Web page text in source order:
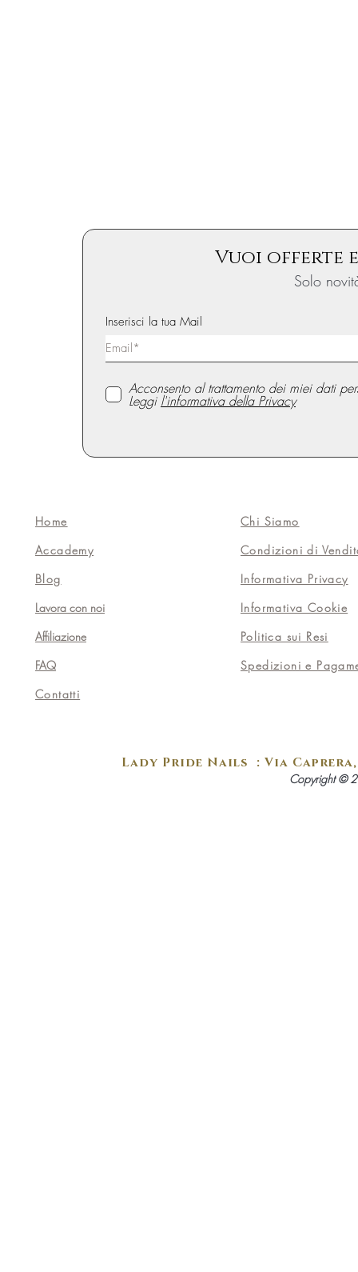
Vuoi offerte
Solo
Inserisci la tua Mail
Acconsento al trattamento dei miei dati
Leggi l'informativa della Privacy
Home
Accademy
Blog
Lavora con noi
Affiliazione
FAQ
Contatti
Chi Siamo
Condizioni di
Informativa Privacy
Informativa Cookie
Politica sui Resi
Spedizioni e
Lady Pride Nails : Via Caprera,
Copyright ©